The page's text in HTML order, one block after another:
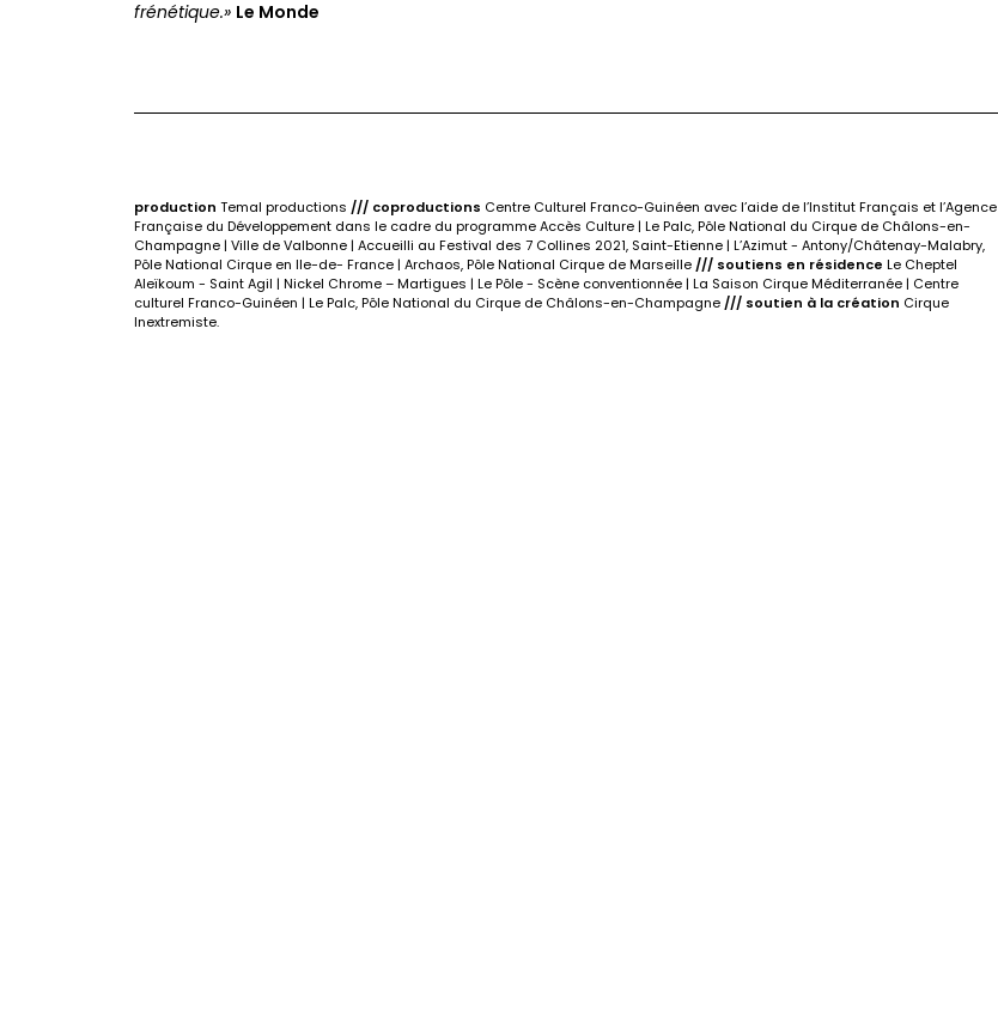
frénétique.» Le Monde
production Temal productions /// coproductions Centre Culturel Franco-Guinéen avec l’aide de l’Institut Français et l’Agence
Française du Développement dans le cadre du programme Accès Culture | Le Palc, Pôle National du Cirque de Châlons-en-
Champagne | Ville de Valbonne | Accueilli au Festival des 7 Collines 2021, Saint-Etienne | L’Azimut - Antony/Châtenay-Malabry,
Pôle National Cirque en Ile-de- France | Archaos, Pôle National Cirque de Marseille /// soutiens en résidence Le Cheptel
Aleïkoum - Saint Agil | Nickel Chrome – Martigues | Le Pôle - Scène conventionnée | La Saison Cirque Méditerranée | Centre
culturel Franco-Guinéen | Le Palc, Pôle National du Cirque de Châlons-en-Champagne /// soutien à la création Cirque
Inextremiste.